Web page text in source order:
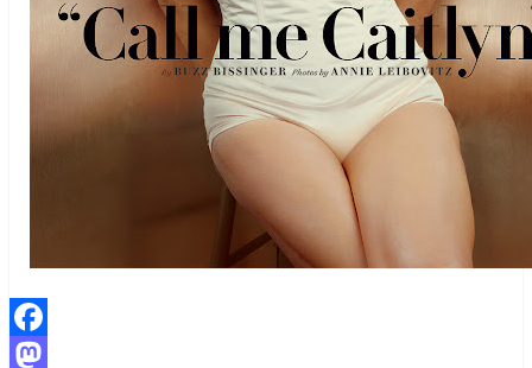
Facebook